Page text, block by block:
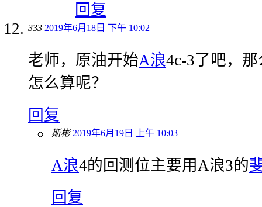
回复
333 2019年6月18日 下午 10:02
老师，原油开始A浪4c-3了吧，
怎么算呢？
回复
斯彬 2019年6月19日 上午 10:03
A浪4的回测位主要用A浪3的
回复